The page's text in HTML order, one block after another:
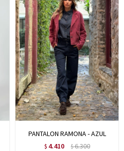
PANTALON RAMONA - AZUL
$ 4.410 $6.300